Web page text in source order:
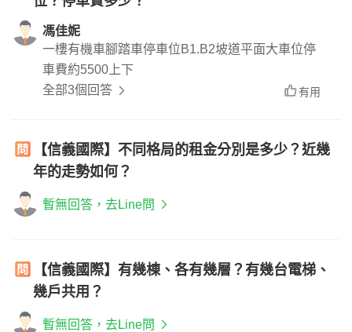
馮佳妮
一樓有機車腳踏車停車位B1.B2坡道平面大車位停
車費約5500上下
全部3個回答
有用
【信義國際】不同格局的租金分別是多少？近幾
年的走勢如何？
暫無回答，去Line問
【信義國際】有幾棟、各有幾層？有幾台電梯、
幾戶共用？
暫無回答，去Line問